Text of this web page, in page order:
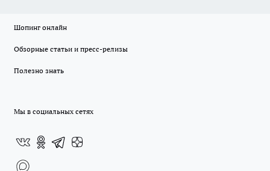
Шопинг онлайн
Обзорные статьи и пресс-релизы
Полезно знать
Мы в социальных сетях